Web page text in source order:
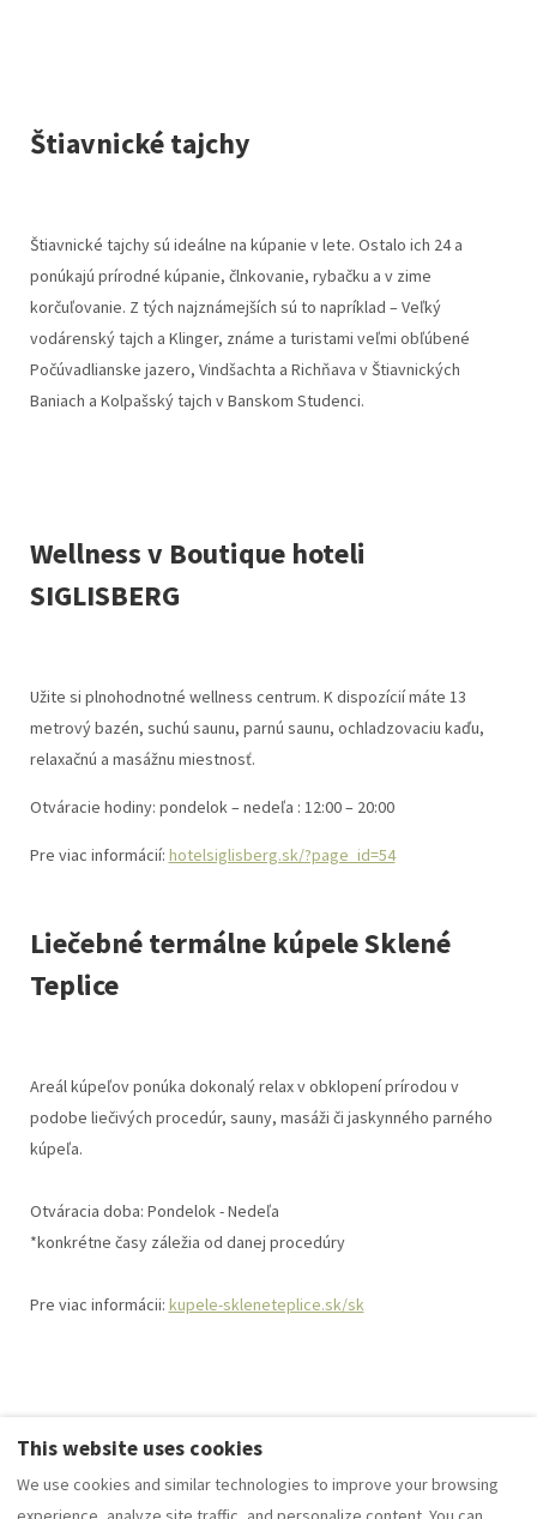
Štiavnické tajchy
Štiavnické tajchy sú ideálne na kúpanie v lete. Ostalo ich 24 a
ponúkajú prírodné kúpanie, člnkovanie, rybačku a v zime
korčuľovanie. Z tých najznámejších sú to napríklad – Veľký
vodárenský tajch a Klinger, známe a turistami veľmi obľúbené
Počúvadlianske jazero, Vindšachta a Richňava v Štiavnických
Baniach a Kolpašský tajch v Banskom Studenci.
Wellness v Boutique hoteli
SIGLISBERG
Užite si plnohodnotné wellness centrum. K dispozícií máte 13
metrový bazén, suchú saunu, parnú saunu, ochladzovaciu kaďu,
relaxačnú a masážnu miestnosť.
Otváracie hodiny: pondelok – nedeľa : 12:00 – 20:00
Pre viac informácií: hotelsiglisberg.sk/?page_id=54
Liečebné termálne kúpele Sklené
Teplice
Areál kúpeľov ponúka dokonalý relax v obklopení prírodou v
podobe liečivých procedúr, sauny, masáži či jaskynného parného
kúpeľa.
Otváracia doba: Pondelok - Nedeľa
*konkrétne časy záležia od danej procedúry
Pre viac informácii: kupele-skleneteplice.sk/sk
This website uses cookies
We use cookies and similar technologies to improve your browsing